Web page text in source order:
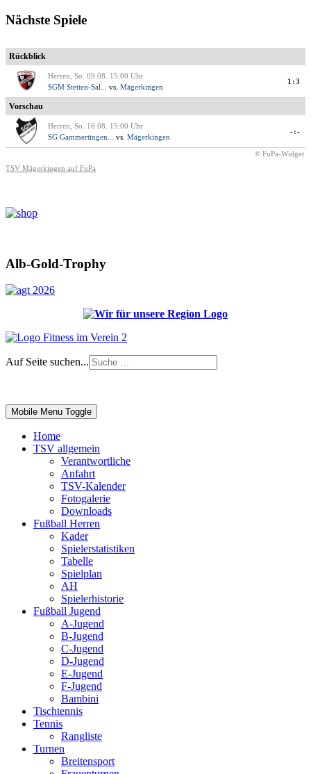
Nächste Spiele
Rückblick
Herren, So. 09.08. 15:00 Uhr
SGM Stetten-Sal...
vs. Mägerkingen
1:3
Vorschau
Herren, So. 16.08. 15:00 Uhr
SG Gammertingen...
vs. Mägerkingen
-:-
© FuPa-Widget
TSV Mägerkingen auf FuPa
Alb-Gold-Trophy
Auf Seite suchen...
Mobile Menu Toggle
Home
TSV allgemein
Verantwortliche
Anfahrt
TSV-Kalender
Fotogalerie
Downloads
Fußball Herren
Kader
Spielerstatistiken
Tabelle
Spielplan
AH
Spielerhistorie
Fußball Jugend
A-Jugend
B-Jugend
C-Jugend
D-Jugend
E-Jugend
F-Jugend
Bambini
Tischtennis
Tennis
Rangliste
Turnen
Breitensport